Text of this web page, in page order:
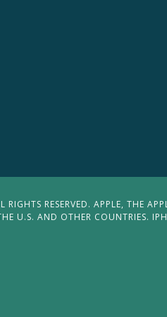
RESERVED. APPLE, THE
U.S. AND OTHER COUNTRIES.